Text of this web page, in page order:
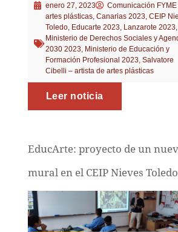
enero 27, 2023
Comunicación FYME
artes plásticas, Canarias 2023 CEIP
Toledo, Educarte 2023 Lanzarote 2023
Ministerio de Derechos Sociales y
2030 2023 Ministerio de Educación y
Formación Profesional 2023 Salvatore
Cibelli – artista de artes plásticas
Leer noticia
EducArte: proyecto de un
mural en el CEIP Nieves Toledo